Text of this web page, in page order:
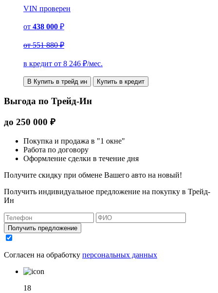
VIN проверен
от 438 000 ₽
от551 880 ₽
в кредит от 8 246 ₽/мес.
В Купить в трейд ин Купить в кредит
Выгода по Трейд-Ин
до 250 000 ₽
Покупка и продажа в "1 окне"
Работа по договору
Оформление сделки в течение дня
Получите скидку при обмене Вашего авто на новый!
Получить индивидуальное предложение на покупку в Трейд-
Ин
Получить предложение
Согласен на обработку персональных данных
18